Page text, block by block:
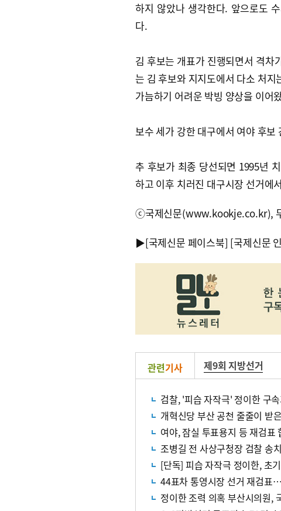
하지 않았나 생각한다. 앞으로도
다.
김 후보는 개표가 진행되면서 격차
는 김 후보와 지지도에서 다소 처
가늠하기 어려운 박빙 양상을 이어
보수 세가 강한 대구에서 여야 후
추 후보가 최종 당선되면 1995년
하고 이후 치러진 대구시장 선거에
ⓒ국제신문(www.kookje.co.kr),
▶[국제신문 페이스북] [국제신문
관련기사 제9회 지방선거
검찰, '피습 자작극' 정이한 구
개혁신당 부산 공천 줄줄이 받
여야, 잠실 투표용지 등 재검표
조병길 전 사상구청장 검찰 송치
[단독] 피습 자작극 정이한, 초
44표차 통영시장 선거 재검표
정이한 조력 의혹 부산시의원,